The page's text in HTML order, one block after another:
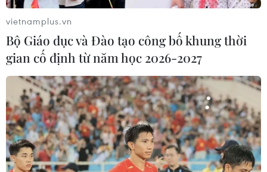
Nghị sỹ Hàn: Bầu cử Mỹ có thể ảnh hưởng
chính sách với Triều Tiên
06/11/2018 09:40
Lãnh đạo nhóm nghị sỹ của đảng Dân chủ cầm quyền
Hàn Quốc cho biết những thay đổi có thể xảy ra trong
vietnamplus.vn
Bộ Giáo dục và Đào tạo công bố khung thời
gian cố định từ năm học 2026-2027